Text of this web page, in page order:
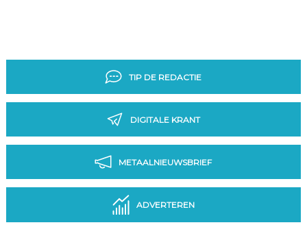
TIP DE REDACTIE
DIGITALE KRANT
METAALNIEUWSBRIEF
ADVERTEREN